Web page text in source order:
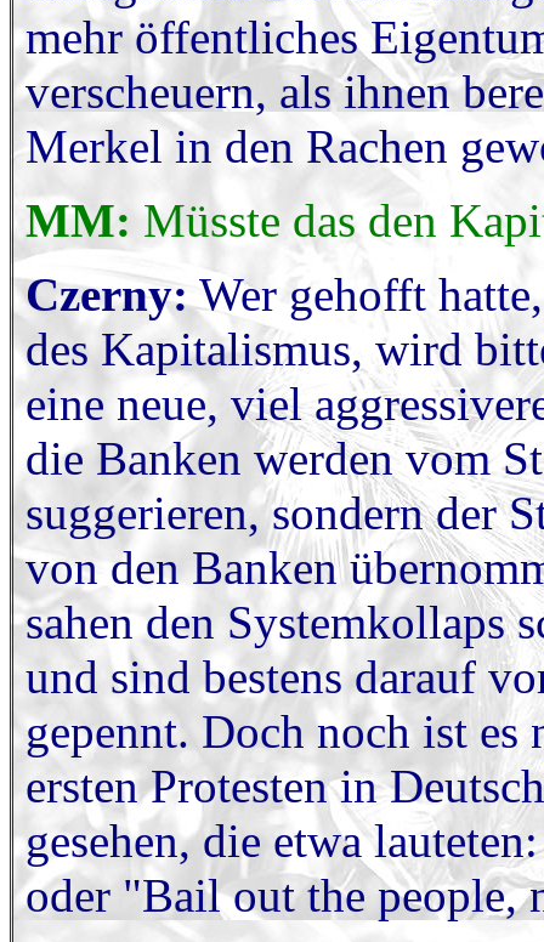
mehr öffentliches
verscheuern, als ihnen
Merkel in den Rachen
MM: Müsste das den
Czerny:Wer gehofft
des Kapitalismus, wird
eine neue, viel
die Banken werden vom
suggerieren, sondern der
von den Banken
sahen den Systemkollaps
und sind bestens darauf
gepennt. Doch noch ist es
ersten Protesten in
gesehen, die etwa
oder "Bail out the people,